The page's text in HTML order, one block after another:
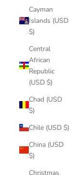
Cayman
Islands (USD
$)
Central
African
Republic
(USD $)
Chad (USD
$)
Chile (USD $)
China (USD
$)
Christmas